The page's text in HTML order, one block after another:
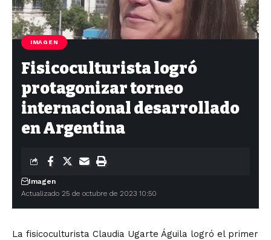
IMAGEN
Fisicoculturista logró
protagonizar torneo
internacional desarrollado
en Argentina
Actualizado 25 de octubre de 2023 10:50
Imagen
La fisicoculturista Claudia Ugarte Águila logró el primer